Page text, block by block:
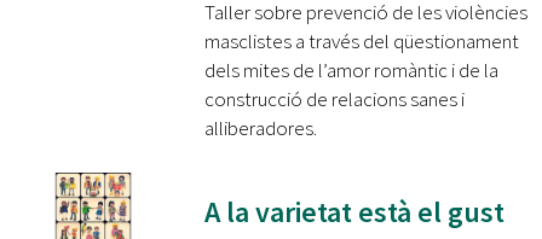
Taller sobre prevenció de les violències
masclistes a través del qüestionament
dels mites de l’amor romàntic i de la
construcció de relacions sanes i
alliberadores.
A la varietat està el gust